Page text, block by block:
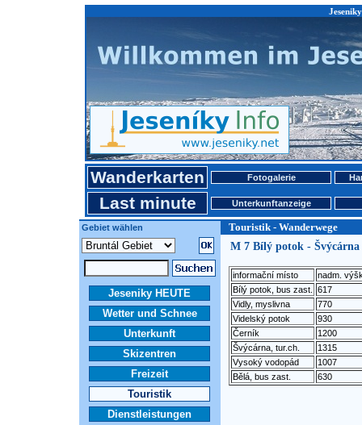
Wanderkarten Fotogalerie
Last minute Unterkunftanzeige
Gebiet wählen Touristik - Wanderwege
Jeseniky HEUTE
Wetter und Schnee
Unterkunft
Skizentren
Freizeit
Touristik
Dienstleistungen
M 7 Bílý potok - Švýcárna
informační místo
nadm.
Bílý potok, bus zast.
617
Vidly, myslivna
770
Videlský potok
930
Černík
1200
Švýcárna, tur.ch.
1315
Vysoký vodopád
1007
Bělá, bus zast.
630